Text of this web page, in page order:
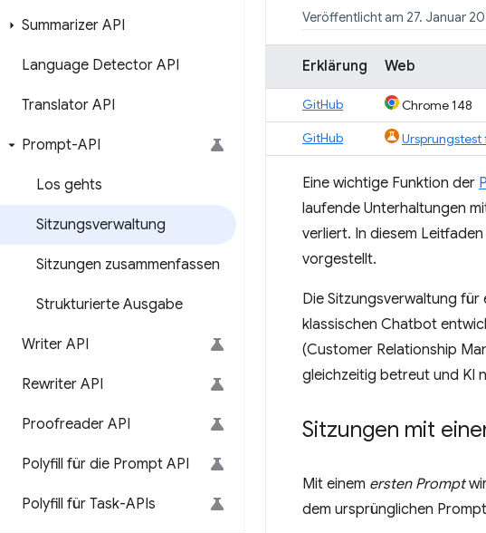
Summarizer API
Language Detector API
Translator API
Prompt-API
Los gehts
Sitzungsverwaltung
Sitzungen zusammenfassen
Strukturierte Ausgabe
Writer API
Rewriter API
Proofreader API
Polyfill für die Prompt API
Polyfill für Task-APIs
Veröffentlicht am 27. Januar
Erklärung Web
GitHub Chrome 148
GitHub
Eine wichtige Funktion der
laufende Unterhaltungen
verliert. In diesem
vorgestellt.
Die Sitzungsverwaltung für
klassischen Chatbot
(Customer Relationship
gleichzeitig betreut und KI
Sitzungen mit
Mit einem ersten Prompt
dem ursprünglichen